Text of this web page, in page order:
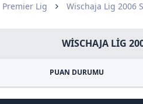
Premier Lig
Wischaja Lig 2006
WISCHAJA LIG
PUAN DURUMU